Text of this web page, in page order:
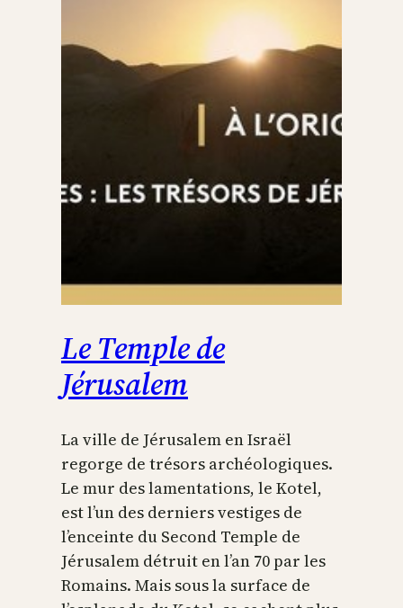
Le Temple de
Jérusalem
La ville de Jérusalem en Israël
regorge de trésors archéologiques.
Le mur des lamentations, le Kotel,
est l’un des derniers vestiges de
l’enceinte du Second Temple de
Jérusalem détruit en l’an 70 par les
Romains. Mais sous la surface de